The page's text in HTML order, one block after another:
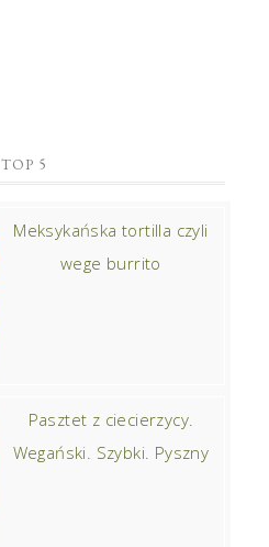
TOP 5
Meksykańska tortilla czyli
wege burrito
Pasztet z ciecierzycy.
Wegański. Szybki. Pyszny